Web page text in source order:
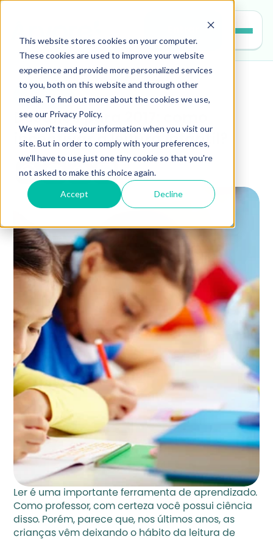
This website stores cookies on your computer.
These cookies are used to improve your website
experience and provide more personalized services
to you, both on this website and through other
media. To find out more about the cookies we use,
see our Privacy Policy.
We won't track your information when you visit our
site. But in order to comply with your preferences,
we'll have to use just one tiny cookie so that you're
not asked to make this choice again.
Accept Decline
leitura
Desafios para 2017: como
incentivar a leitura infantil?
Ler é uma importante ferramenta de aprendizado.
Como professor, com certeza você possui ciência
disso. Porém, parece que, nos últimos anos, as
crianças vêm deixando o hábito da leitura de